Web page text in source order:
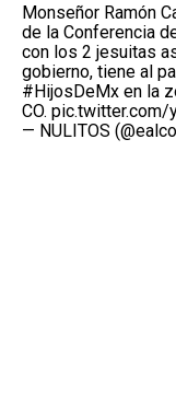
Monseñor Ramón
de la Conferencia
con los 2 jesuitas
gobierno, tiene al
#HijosDeMx en la
CO. pic.twitter.com/
— NULITOS